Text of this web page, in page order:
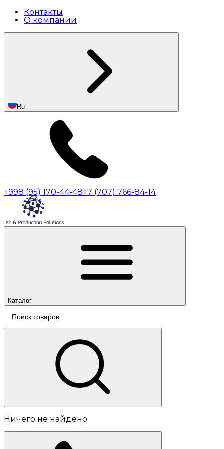
Контакты
О компании
Ru
+998 (95) 170-44-48+7 (707) 766-84-14
Каталог
Ничего не найдено